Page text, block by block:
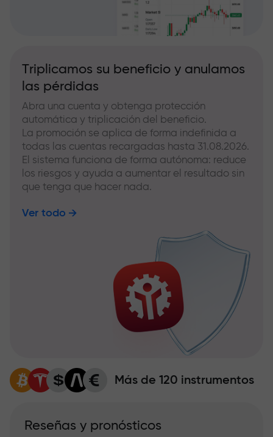
Triplicamos su beneficio y anulamos
las pérdidas
Abra una cuenta y obtenga protección
automática y triplicación del beneficio.
La promoción se aplica de forma indefinida a
todas las cuentas recargadas hasta 31.08.2026.
El sistema funciona de forma autónoma: reduce
los riesgos y ayuda a aumentar el resultado sin
que tenga que hacer nada.
Ver todo
Más de 120 instrumentos
Reseñas y pronósticos